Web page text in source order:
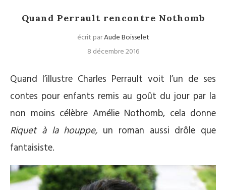
Quand Perrault rencontre Nothomb
écrit parAude Boisselet
8 décembre 2016
Quand l’illustre Charles Perrault voit l’un de ses
contes pour enfants remis au goût du jour par la
non moins célèbre Amélie Nothomb, cela donne
Riquet à la houppe, un roman aussi drôle que
fantaisiste.